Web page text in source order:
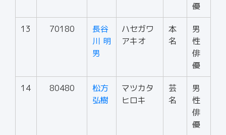
優
13 70180
長谷
川 明
男
ハセガワ
アキオ
本
名
男
性
俳
優
14 80480
松方
弘樹
マツカタ
ヒロキ
芸
名
男
性
俳
優